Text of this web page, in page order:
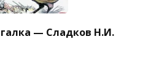
— Сладков Н.И.